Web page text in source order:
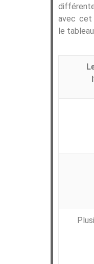
avec cet
le